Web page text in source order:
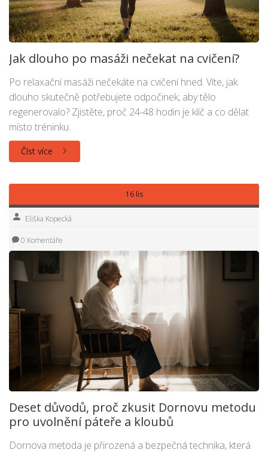
Jak dlouho po masáži nečekat na cvičení?
Po relaxační masáži nečekáte na cvičení hned. Víte, jak
dlouho skutečně potřebujete odpočinek, aby tělo
regenerovalo? Zjistěte, proč 24-48 hodin je klíč a co dělat
místo tréninku.
Číst více
16 lis
Eliška Kopecká
0 Komentáře
Deset důvodů, proč zkusit Dornovu metodu
pro uvolnění páteře a kloubů
Dornova metoda je přirozená a bezpečná technika, která